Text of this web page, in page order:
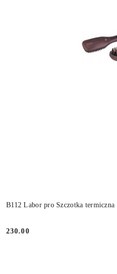
B112 Labor pro Szczotka termiczna
Cena:
230.00